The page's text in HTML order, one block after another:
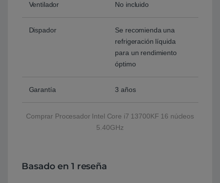
Ventilador No incluido
Dispador
Se recomienda una
refrigeración líquida
para un rendimiento
óptimo
Garantía 3 años
Comprar Procesador Intel Core i7 13700KF 16 núcleos
5.40GHz
Basado en 1 reseña